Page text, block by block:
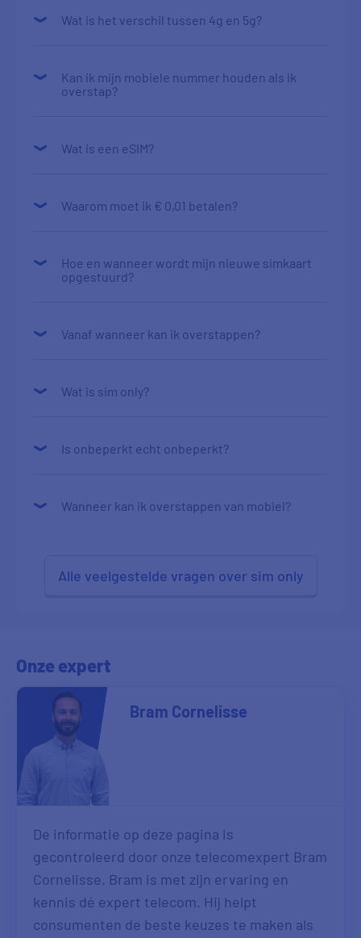
Wat is het verschil tussen 4g en 5g?
Kan ik mijn mobiele nummer houden als ik
overstap?
Wat is een eSIM?
Waarom moet ik € 0,01 betalen?
Hoe en wanneer wordt mijn nieuwe simkaart
opgestuurd?
Vanaf wanneer kan ik overstappen?
Wat is sim only?
Is onbeperkt echt onbeperkt?
Wanneer kan ik overstappen van mobiel?
Alle veelgestelde vragen over sim only
Onze expert
Bram Cornelisse
De informatie op deze pagina is
gecontroleerd door onze telecomexpert Bram
Cornelisse. Bram is met zijn ervaring en
kennis dé expert telecom. Hij helpt
consumenten de beste keuzes te maken als